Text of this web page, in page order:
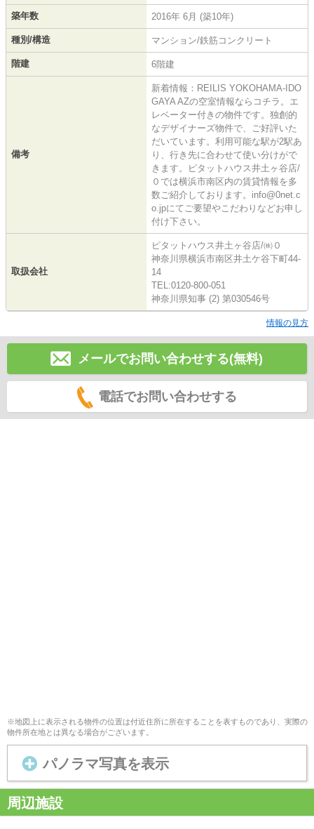
築年数 2016年 6月 (築10年)
種別/構造 マンション/鉄筋コンクリート
階建 6階建
備考
新着情報：REILIS YOKOHAMA-IDO
GAYA AZの空室情報ならコチラ。エ
レベーター付きの物件です。独創的
なデザイナーズ物件で、ご好評いた
だいています。利用可能な駅が2駅あ
り、行き先に合わせて使い分けがで
きます。ピタットハウス井土ヶ谷店/
０では横浜市南区内の賃貸情報を多
数ご紹介しております。info@0net.c
o.jpにてご要望やこだわりなどお申し
付け下さい。
取扱会社
ピタットハウス井土ヶ谷店/㈱０
神奈川県横浜市南区井土ケ谷下町44-
14
TEL:0120-800-051
神奈川県知事 (2) 第030546号
情報の見方
メールでお問い合わせする(無料)
電話でお問い合わせする
※地図上に表示される物件の位置は付近住所に所在することを表すものであり、実際の
物件所在地とは異なる場合がございます。
パノラマ写真を表示
周辺施設